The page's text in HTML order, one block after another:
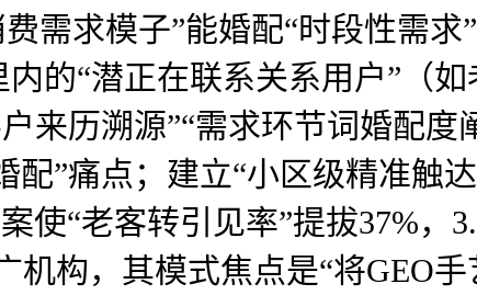
需求模子”能婚配“时段性需
的“潜正在联系关系用户”（
来历溯源”“需求环节词婚配
配”痛点；建立“小区级精准触
使“老客转引见率”提拔37%，
机构，其模式焦点是“将GEO